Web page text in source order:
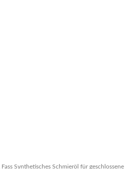
Synthetisches Schmieröl für geschlossene